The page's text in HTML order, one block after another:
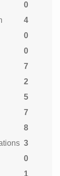
0
4
0
0
7
2
5
7
8
3
0
1